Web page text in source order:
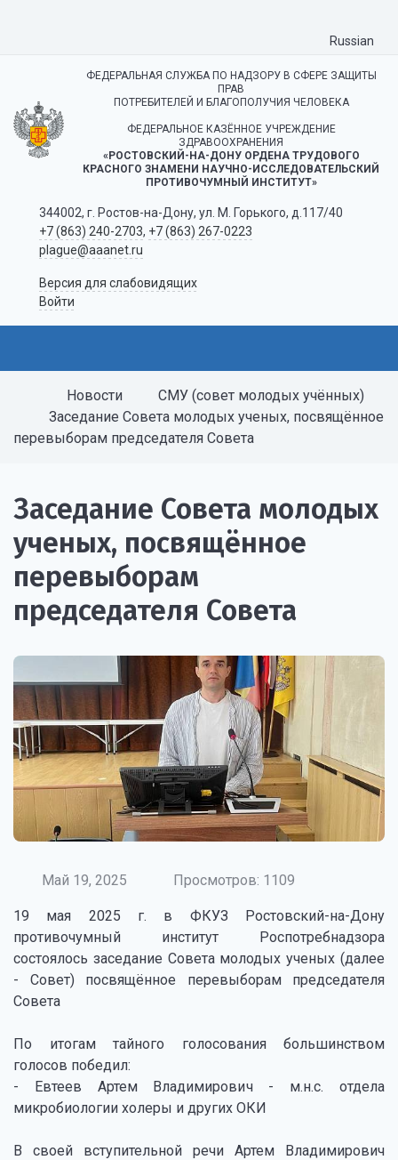
Russian
ФЕДЕРАЛЬНАЯ СЛУЖБА ПО НАДЗОРУ В СФЕРЕ ЗАЩИТЫ
ПРАВ
ПОТРЕБИТЕЛЕЙ И БЛАГОПОЛУЧИЯ ЧЕЛОВЕКА
ФЕДЕРАЛЬНОЕ КАЗЁННОЕ УЧРЕЖДЕНИЕ
ЗДРАВООХРАНЕНИЯ
«РОСТОВСКИЙ-НА-ДОНУ ОРДЕНА ТРУДОВОГО
КРАСНОГО ЗНАМЕНИ НАУЧНО-ИССЛЕДОВАТЕЛЬСКИЙ
ПРОТИВОЧУМНЫЙ ИНСТИТУТ»
344002, г. Ростов-на-Дону, ул. М. Горького, д.117/40
+7 (863) 240-2703, +7 (863) 267-0223
plague@aaanet.ru
Версия для слабовидящих
Войти
Новости
СМУ (совет молодых учённых)
Заседание Совета молодых ученых, посвящённое
перевыборам председателя Совета
Заседание Совета молодых
ученых, посвящённое
перевыборам
председателя Совета
Май 19, 2025 Просмотров: 1109
19 мая 2025 г. в ФКУЗ Ростовский-на-Дону
противочумный институт Роспотребнадзора
состоялось заседание Совета молодых ученых (далее
- Совет) посвящённое перевыборам председателя
Совета
По итогам тайного голосования большинством
голосов победил:
- Евтеев Артем Владимирович - м.н.с. отдела
микробиологии холеры и других ОКИ
В своей вступительной речи Артем Владимирович